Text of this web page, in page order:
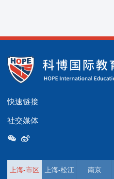
快速链接
社交媒体
上海-市区 上海-松江 南京